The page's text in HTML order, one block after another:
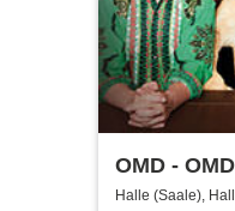
OMD -
Halle (Saale),